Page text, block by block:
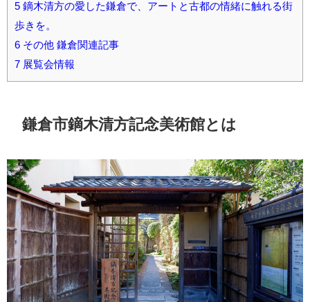
5 鏑木清方の愛した鎌倉で、アートと古都の情緒に触れる街
歩きを。
6 その他 鎌倉関連記事
7 展覧会情報
鎌倉市鏑木清方記念美術館とは